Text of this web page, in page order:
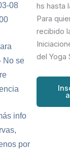
08
No se
info
por
hs hasta
Para
recibido
del Yoga